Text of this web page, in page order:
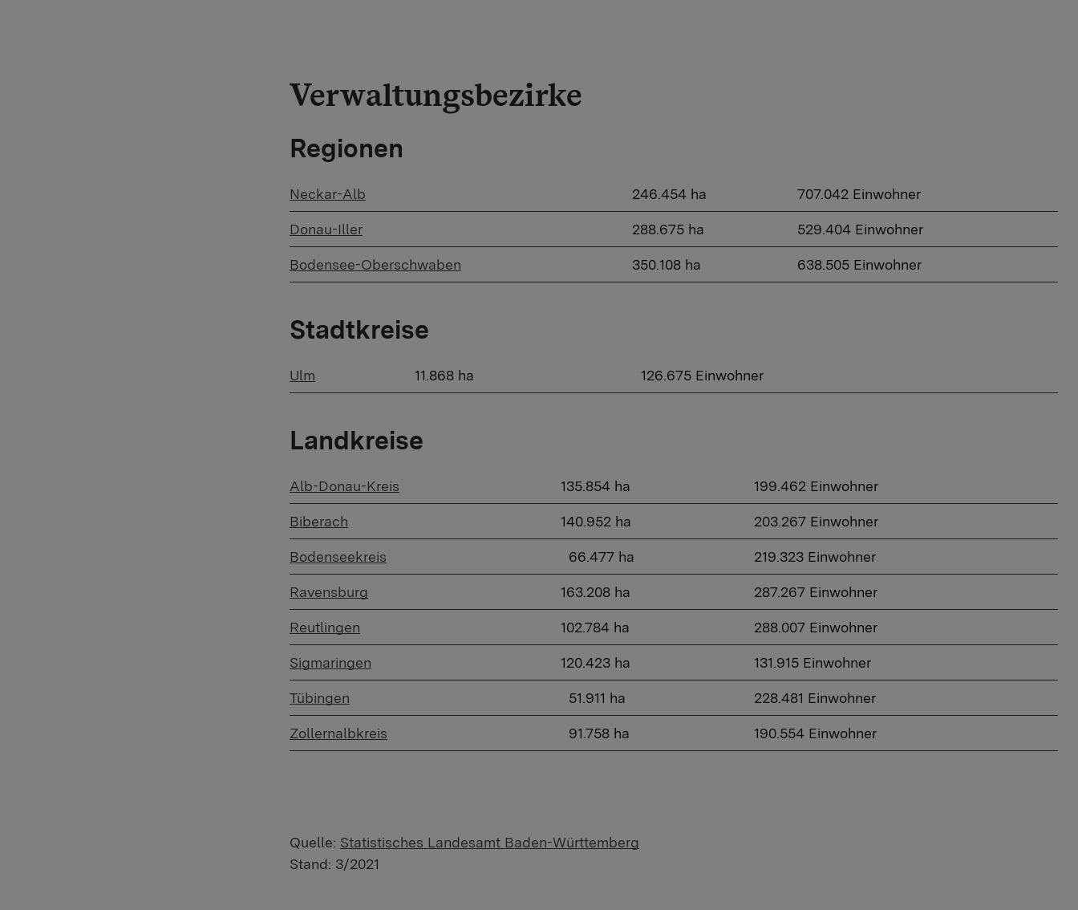
Verwaltungsbezirke
Regionen
Neckar-Alb ​246.454 ha 707.042 Einwohner
Donau-Iller ​288.675 ha 529.404 Einwohner
​Bodensee-Oberschwaben ​350.108 ha 638.505 Einwohner
Stadtkreise
​Ulm 11.868 ha 126.675 Einwohner
Landkreise
​Alb-Donau-Kreis ​135.854 ha 199.462 Einwohner
​Biberach ​140.952 ha ​203.267 Einwohner
​Bodenseekreis ​ 66.477 ha ​219.323 Einwohner
​Ravensburg ​163.208 ha ​287.267 Einwohner
​Reutlingen ​102.784 ha ​288.007 Einwohner
​Sigmaringen ​120.423 ha ​131.915 Einwohner
​Tübingen ​ 51.911 ha ​228.481 Einwohner
​Zollernalbkreis ​ 91.758 ha ​190.554 Einwohner
Quelle: Statistisches Landesamt Baden-Württemberg
Stand: 3/2021